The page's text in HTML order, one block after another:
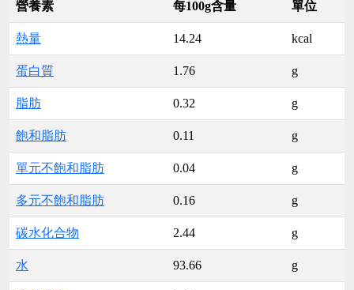
營養素 每100g含量 單位
熱量 14.24 kcal
蛋白質 1.76 g
脂肪 0.32 g
飽和脂肪 0.11 g
單元不飽和脂肪 0.04 g
多元不飽和脂肪 0.16 g
碳水化合物 2.44 g
水 93.66 g